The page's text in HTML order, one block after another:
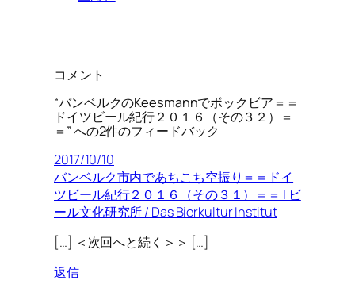
コメント
“バンベルクのKeesmannでボックビア＝＝
ドイツビール紀行２０１６（その３２）＝
＝” への2件のフィードバック
2017/10/10
バンベルク市内であちこち空振り＝＝ドイ
ツビール紀行２０１６（その３１）＝＝ | ビ
ール文化研究所 / Das Bierkultur Institut
[…] ＜次回へと続く＞＞ […]
返信